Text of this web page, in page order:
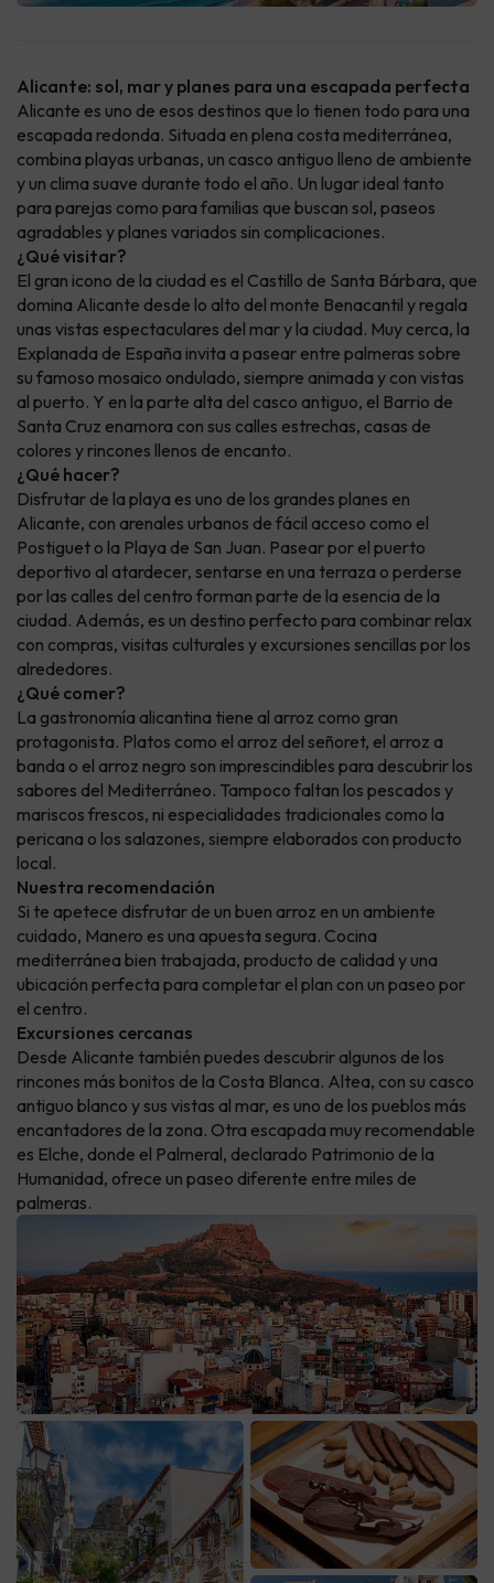
Alicante: sol, mar y planes para una escapada perfecta
Alicante es uno de esos destinos que lo tienen todo para una
escapada redonda. Situada en plena costa mediterránea,
combina playas urbanas, un casco antiguo lleno de ambiente
y un clima suave durante todo el año. Un lugar ideal tanto
para parejas como para familias que buscan sol, paseos
agradables y planes variados sin complicaciones.
¿Qué visitar?
El gran icono de la ciudad es el Castillo de Santa Bárbara, que
domina Alicante desde lo alto del monte Benacantil y regala
unas vistas espectaculares del mar y la ciudad. Muy cerca, la
Explanada de España invita a pasear entre palmeras sobre
su famoso mosaico ondulado, siempre animada y con vistas
al puerto. Y en la parte alta del casco antiguo, el Barrio de
Santa Cruz enamora con sus calles estrechas, casas de
colores y rincones llenos de encanto.
¿Qué hacer?
Disfrutar de la playa es uno de los grandes planes en
Alicante, con arenales urbanos de fácil acceso como el
Postiguet o la Playa de San Juan. Pasear por el puerto
deportivo al atardecer, sentarse en una terraza o perderse
por las calles del centro forman parte de la esencia de la
ciudad. Además, es un destino perfecto para combinar relax
con compras, visitas culturales y excursiones sencillas por los
alrededores.
¿Qué comer?
La gastronomía alicantina tiene al arroz como gran
protagonista. Platos como el arroz del señoret, el arroz a
banda o el arroz negro son imprescindibles para descubrir los
sabores del Mediterráneo. Tampoco faltan los pescados y
mariscos frescos, ni especialidades tradicionales como la
pericana o los salazones, siempre elaborados con producto
local.
Nuestra recomendación
Si te apetece disfrutar de un buen arroz en un ambiente
cuidado, Manero es una apuesta segura. Cocina
mediterránea bien trabajada, producto de calidad y una
ubicación perfecta para completar el plan con un paseo por
el centro.
Excursiones cercanas
Desde Alicante también puedes descubrir algunos de los
rincones más bonitos de la Costa Blanca. Altea, con su casco
antiguo blanco y sus vistas al mar, es uno de los pueblos más
encantadores de la zona. Otra escapada muy recomendable
es Elche, donde el Palmeral, declarado Patrimonio de la
Humanidad, ofrece un paseo diferente entre miles de
palmeras.